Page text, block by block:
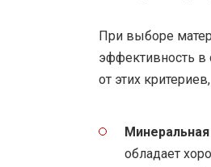
При выборе
эффективность в
от этих
обладает